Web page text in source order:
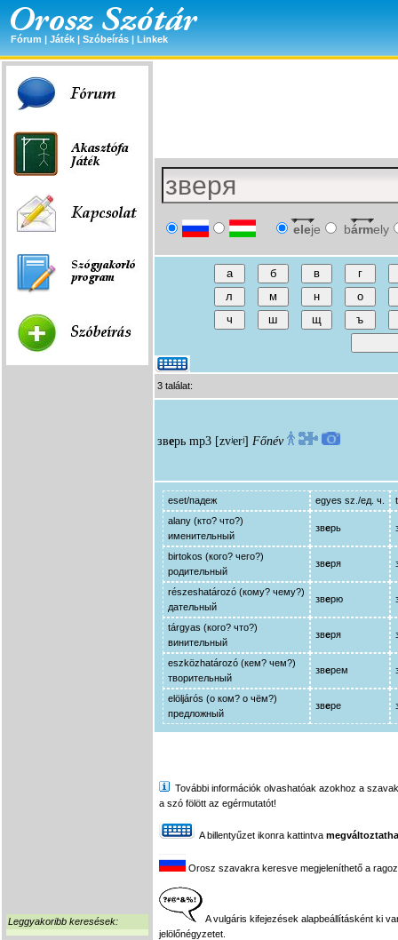
Fórum | Játék | Szóbeírás | Linkek
Leggyakoribb keresések:
eleje bármely
3 találat:
зверь mp3 [zvʲerʲ] Főnév
eset/падеж egyes sz./ед. ч.
alany (кто? что?)
именительный
зверь
birtokos (кого? чего?)
родительный
зверя
részeshatározó (кому? чему?)
дательный
зверю
tárgyas (кого? что?)
винительный
зверя
eszközhatározó (кем? чем?)
творительный
зверем
elöljárós (о ком? о чём?)
предложный
звере
További információk olvashatóak azokhoz a
a szó fölött az egérmutatót!
A billentyűzet ikonra kattintva
Orosz szavakra keresve megjeleníthető a
A vulgáris kifejezések alapbeállításként ki
jelölőnégyzetet.